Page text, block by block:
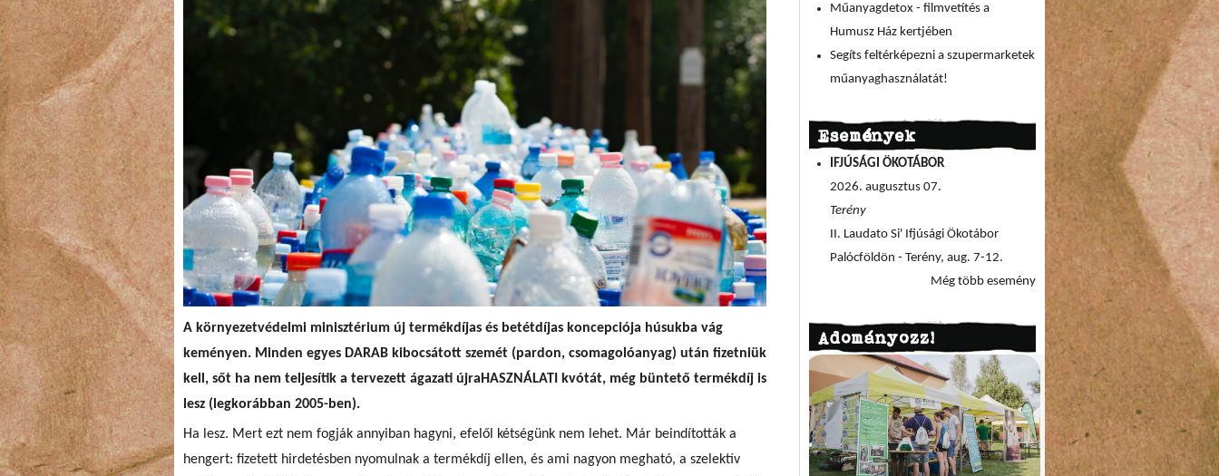
A környezetvédelmi minisztérium új termékdíjas és betétdíjas koncepciója húsukba vág
keményen. Minden egyes DARAB kibocsátott szemét (pardon, csomagolóanyag) után fizetniük
kell, sőt ha nem teljesítik a tervezett ágazati újraHASZNÁLATI kvótát, még büntető termékdíj is
lesz (legkorábban 2005-ben).
Ha lesz. Mert ezt nem fogják annyiban hagyni, efelől kétségünk nem lehet. Már beindították a
hengert: fizetett hirdetésben nyomulnak a termékdíj ellen, és ami nagyon megható, a szelektív
Műanyagdetox - filmvetítés a
Humusz Ház kertjében
Segíts feltérképezni a szupermarketek
műanyaghasználatát!
Események
IFJÚSÁGI ÖKOTÁBOR
2026. augusztus 07.
Terény
II. Laudato Si' Ifjúsági Ökotábor
Palócföldön - Terény, aug. 7-12.
Még több esemény
Adományozz!